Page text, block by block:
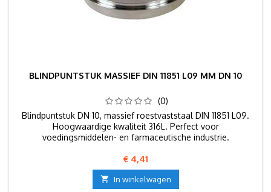
BLINDPUNTSTUK MASSIEF DIN 11851 L09 MM DN 10
(0)
Blindpuntstuk DN 10, massief roestvaststaal DIN 11851 L09.
Hoogwaardige kwaliteit 316L. Perfect voor
voedingsmiddelen- en farmaceutische industrie.
Prijs
€ 4,41
 In winkelwagen